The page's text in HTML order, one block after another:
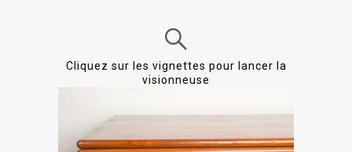
Cliquez sur les vignettes pour lancer la
visionneuse